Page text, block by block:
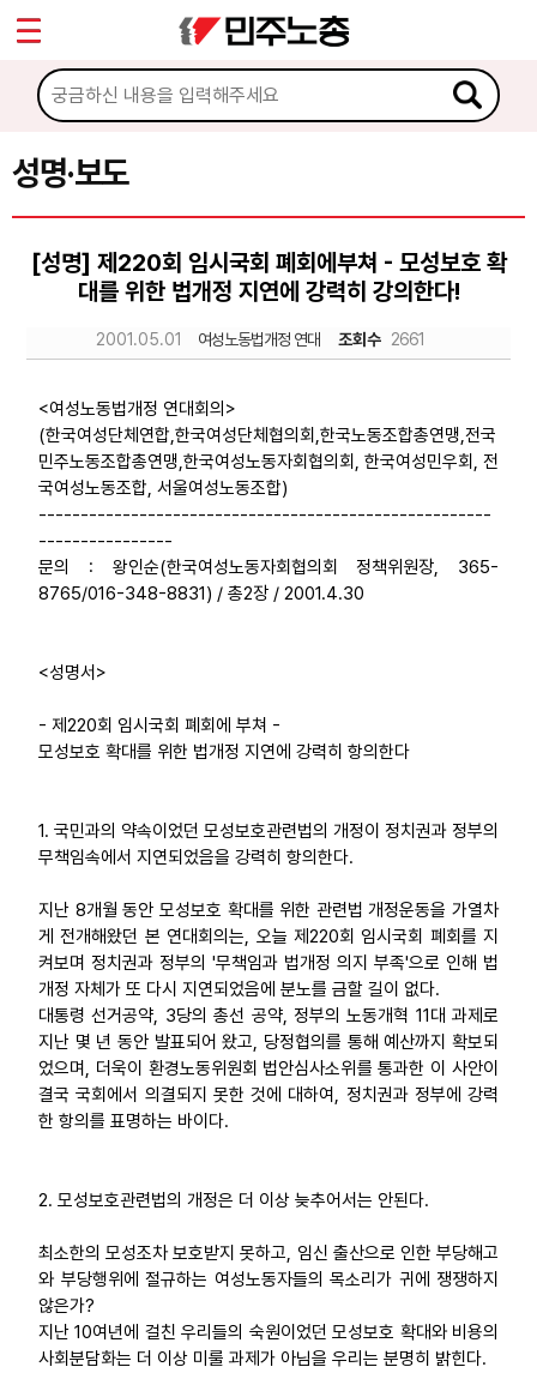
성명·보도
[성명] 제220회 임시국회 폐회에부쳐 - 모성보호 확
대를 위한 법개정 지연에 강력히 강의한다!
2001.05.01 여성노동법개정 연대 조회수 2661
<여성노동법개정 연대회의>
(한국여성단체연합,한국여성단체협의회,한국노동조합총연맹,전국
민주노동조합총연맹,한국여성노동자회협의회, 한국여성민우회, 전
국여성노동조합, 서울여성노동조합)
------------------------------------------------------
----------------
문의 : 왕인순(한국여성노동자회협의회 정책위원장, 365-
8765/016-348-8831) / 총2장 / 2001.4.30
<성명서>
- 제220회 임시국회 폐회에 부쳐 -
모성보호 확대를 위한 법개정 지연에 강력히 항의한다
1. 국민과의 약속이었던 모성보호관련법의 개정이 정치권과 정부의
무책임속에서 지연되었음을 강력히 항의한다.
지난 8개월 동안 모성보호 확대를 위한 관련법 개정운동을 가열차
게 전개해왔던 본 연대회의는, 오늘 제220회 임시국회 폐회를 지
켜보며 정치권과 정부의 '무책임과 법개정 의지 부족'으로 인해 법
개정 자체가 또 다시 지연되었음에 분노를 금할 길이 없다.
대통령 선거공약, 3당의 총선 공약, 정부의 노동개혁 11대 과제로
지난 몇 년 동안 발표되어 왔고, 당정협의를 통해 예산까지 확보되
었으며, 더욱이 환경노동위원회 법안심사소위를 통과한 이 사안이
결국 국회에서 의결되지 못한 것에 대하여, 정치권과 정부에 강력
한 항의를 표명하는 바이다.
2. 모성보호관련법의 개정은 더 이상 늦추어서는 안된다.
최소한의 모성조차 보호받지 못하고, 임신 출산으로 인한 부당해고
와 부당행위에 절규하는 여성노동자들의 목소리가 귀에 쟁쟁하지
않은가?
지난 10여년에 걸친 우리들의 숙원이었던 모성보호 확대와 비용의
사회분담화는 더 이상 미룰 과제가 아님을 우리는 분명히 밝힌다.
마이페이지
소개
소식
공지사항
성명·보도
자료
부설기관
업무
Sketchbook5, 스케치북5
Sketchbook5, 스케치북5